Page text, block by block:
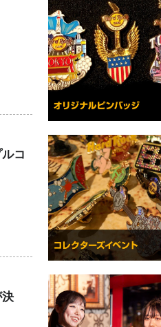
コ